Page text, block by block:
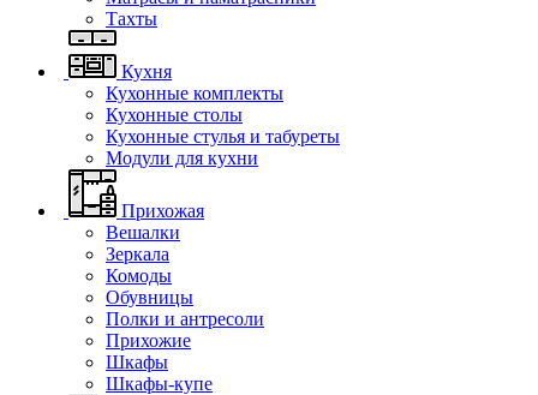
Тахты
Кухня
Кухонные комплекты
Кухонные столы
Кухонные стулья и табуреты
Модули для кухни
Прихожая
Вешалки
Зеркала
Комоды
Обувницы
Полки и антресоли
Прихожие
Шкафы
Шкафы-купе